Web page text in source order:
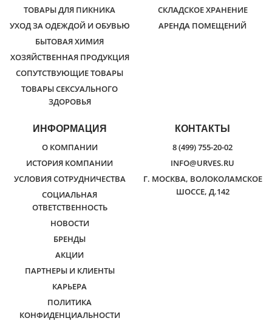
ТОВАРЫ ДЛЯ ПИКНИКА
УХОД ЗА ОДЕЖДОЙ И ОБУВЬЮ
БЫТОВАЯ ХИМИЯ
ХОЗЯЙСТВЕННАЯ ПРОДУКЦИЯ
СОПУТСТВУЮЩИЕ ТОВАРЫ
ТОВАРЫ СЕКСУАЛЬНОГО
ЗДОРОВЬЯ
СКЛАДСКОЕ ХРАНЕНИЕ
АРЕНДА ПОМЕЩЕНИЙ
ИНФОРМАЦИЯ
О КОМПАНИИ
ИСТОРИЯ КОМПАНИИ
УСЛОВИЯ СОТРУДНИЧЕСТВА
СОЦИАЛЬНАЯ
ОТВЕТСТВЕННОСТЬ
НОВОСТИ
БРЕНДЫ
АКЦИИ
ПАРТНЕРЫ И КЛИЕНТЫ
КАРЬЕРА
ПОЛИТИКА
КОНФИДЕНЦИАЛЬНОСТИ
КОНТАКТЫ
8 (499) 755-20-02
INFO@URVES.RU
Г. МОСКВА, ВОЛОКОЛАМСКОЕ
ШОССЕ, Д.142